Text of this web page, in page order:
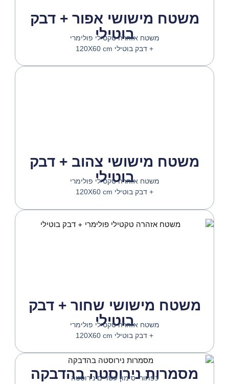
משטח מישושי אפור + דבק
בוטילי
משטח אזהרה טקטילי פולימרי
+ דבק בוטילי 120X60 cm
משטח מישושי צהוב + דבק
בוטילי
משטח אזהרה טקטילי פולימרי
+ דבק בוטילי 120X60 cm
משטח מישושי שחור + דבק
בוטילי
משטח אזהרה טקטילי פולימרי
+ דבק בוטילי 120X60 cm
מסמרות נירוסטה בהדבקה
כפתורי סימון עשויים נירוסטה